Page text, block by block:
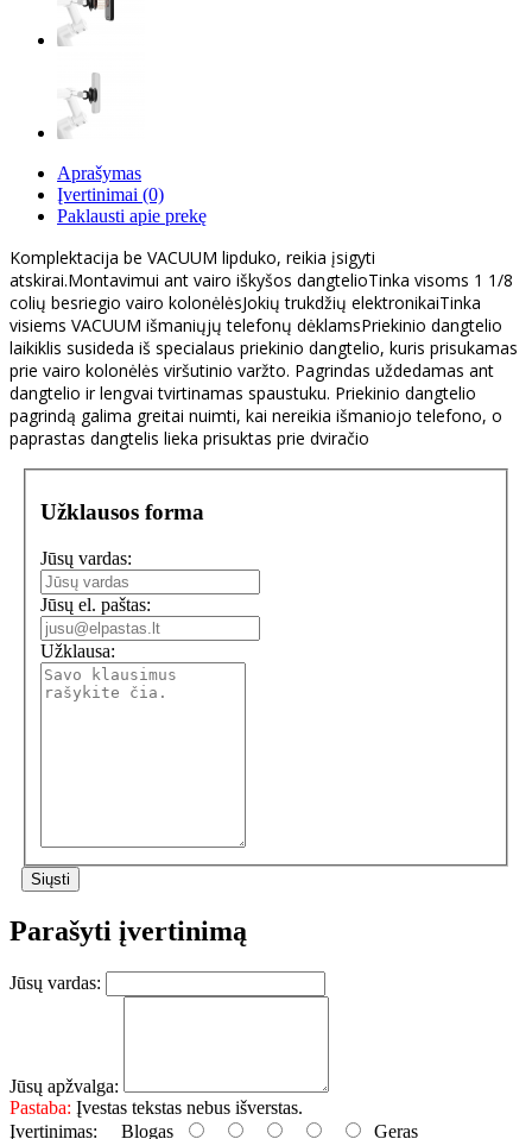
Aprašymas
Įvertinimai (0)
Paklausti apie prekę
Komplektacija be VACUUM lipduko, reikia įsigyti
atskirai.Montavimui ant vairo iškyšos dangtelioTinka visoms 1 1/8
colių besriegio vairo kolonėlėsJokių trukdžių elektronikaiTinka
visiems VACUUM išmaniųjų telefonų dėklamsPriekinio dangtelio
laikiklis susideda iš specialaus priekinio dangtelio, kuris prisukamas
prie vairo kolonėlės viršutinio varžto. Pagrindas uždedamas ant
dangtelio ir lengvai tvirtinamas spaustuku. Priekinio dangtelio
pagrindą galima greitai nuimti, kai nereikia išmaniojo telefono, o
paprastas dangtelis lieka prisuktas prie dviračio
Užklausos forma
Jūsų vardas:
Jūsų el. paštas:
Užklausa:
Parašyti įvertinimą
Jūsų vardas:
Jūsų apžvalga:
Pastaba: Įvestas tekstas nebus išverstas.
Įvertinimas: Blogas
Geras